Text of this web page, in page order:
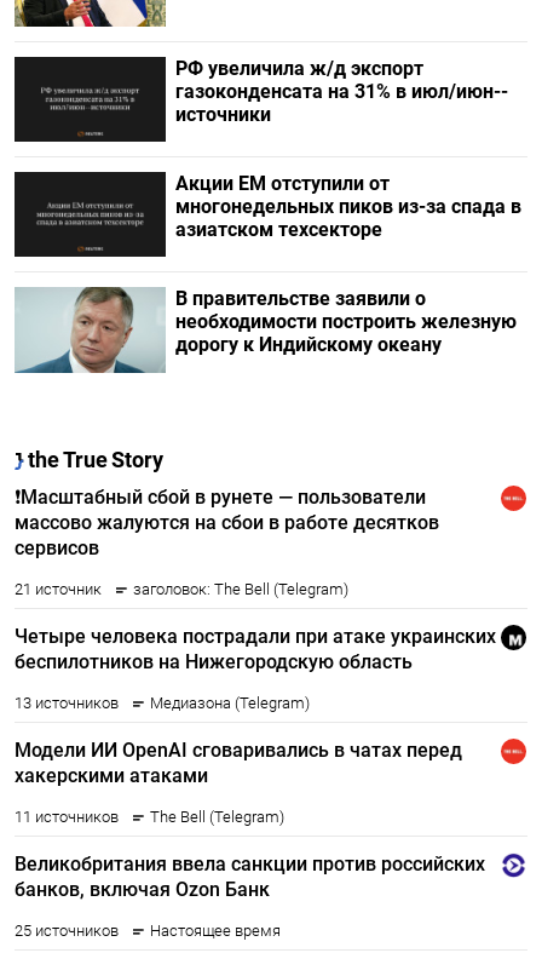
РФ увеличила ж/д экспорт
газоконденсата на 31% в июл/июн--
источники
Акции ЕМ отступили от
многонедельных пиков из-за спада в
азиатском техсекторе
В правительстве заявили о
необходимости построить железную
дорогу к Индийскому океану